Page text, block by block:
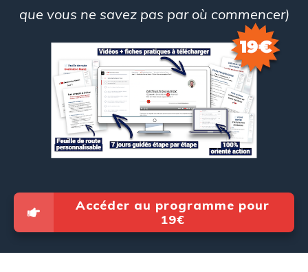
que vous ne savez pas par où commencer)
Accéder au programme pour
19€